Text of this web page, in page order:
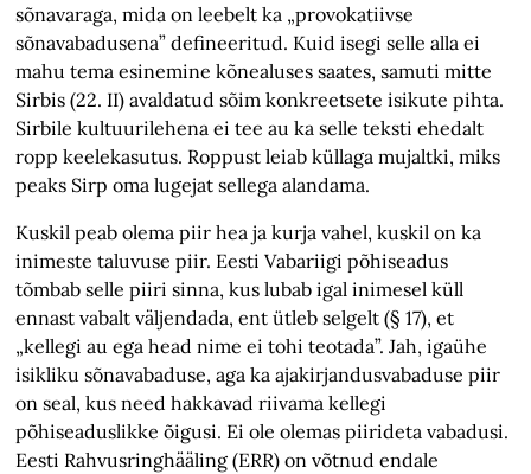
sõnavaraga, mida on leebelt ka „provokatiivse
sõnavabadusena” defineeritud. Kuid isegi selle alla ei
mahu tema esinemine kõnealuses saates, samuti mitte
Sirbis (22. II) avaldatud sõim konkreetsete isikute pihta.
Sirbile kultuurilehena ei tee au ka selle teksti ehedalt
ropp keelekasutus. Roppust leiab küllaga mujaltki, miks
peaks Sirp oma lugejat sellega alandama.
Kuskil peab olema piir hea ja kurja vahel, kuskil on ka
inimeste taluvuse piir. Eesti Vabariigi põhiseadus
tõmbab selle piiri sinna, kus lubab igal inimesel küll
ennast vabalt väljendada, ent ütleb selgelt (§ 17), et
„kellegi au ega head nime ei tohi teotada”. Jah, igaühe
isikliku sõnavabaduse, aga ka ajakirjandusvabaduse piir
on seal, kus need hakkavad riivama kellegi
põhiseaduslikke õigusi. Ei ole olemas piirideta vabadusi.
Eesti Rahvusringhääling (ERR) on võtnud endale